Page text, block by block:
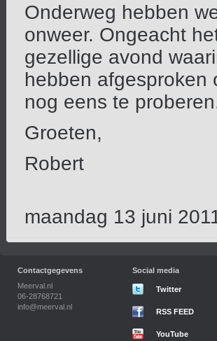
Onderweg hebben
onweer. Ongeacht
gezellige avond
hebben afgesproken
nog eens te
Groeten,
Robert
maandag 13 juni
Contactgegevens
Meerval.nl
06-28768721
info@meerval.nl
Social media
Twitter
RSS FEED
YouTube